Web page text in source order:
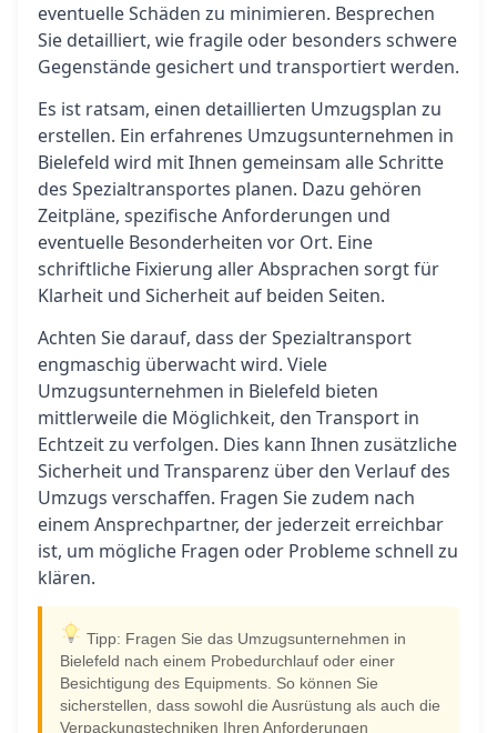
eventuelle Schäden zu minimieren. Besprechen
Sie detailliert, wie fragile oder besonders schwere
Gegenstände gesichert und transportiert werden.
Es ist ratsam, einen detaillierten Umzugsplan zu
erstellen. Ein erfahrenes Umzugsunternehmen in
Bielefeld wird mit Ihnen gemeinsam alle Schritte
des Spezialtransportes planen. Dazu gehören
Zeitpläne, spezifische Anforderungen und
eventuelle Besonderheiten vor Ort. Eine
schriftliche Fixierung aller Absprachen sorgt für
Klarheit und Sicherheit auf beiden Seiten.
Achten Sie darauf, dass der Spezialtransport
engmaschig überwacht wird. Viele
Umzugsunternehmen in Bielefeld bieten
mittlerweile die Möglichkeit, den Transport in
Echtzeit zu verfolgen. Dies kann Ihnen zusätzliche
Sicherheit und Transparenz über den Verlauf des
Umzugs verschaffen. Fragen Sie zudem nach
einem Ansprechpartner, der jederzeit erreichbar
ist, um mögliche Fragen oder Probleme schnell zu
klären.
Tipp: Fragen Sie das Umzugsunternehmen in
Bielefeld nach einem Probedurchlauf oder einer
Besichtigung des Equipments. So können Sie
sicherstellen, dass sowohl die Ausrüstung als auch die
Verpackungstechniken Ihren Anforderungen